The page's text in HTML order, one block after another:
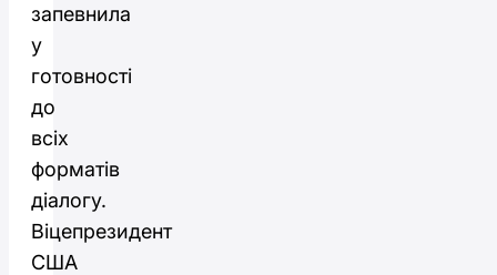
запевнила
у
готовності
до
всіх
форматів
діалогу.
Віцепрезидент
США